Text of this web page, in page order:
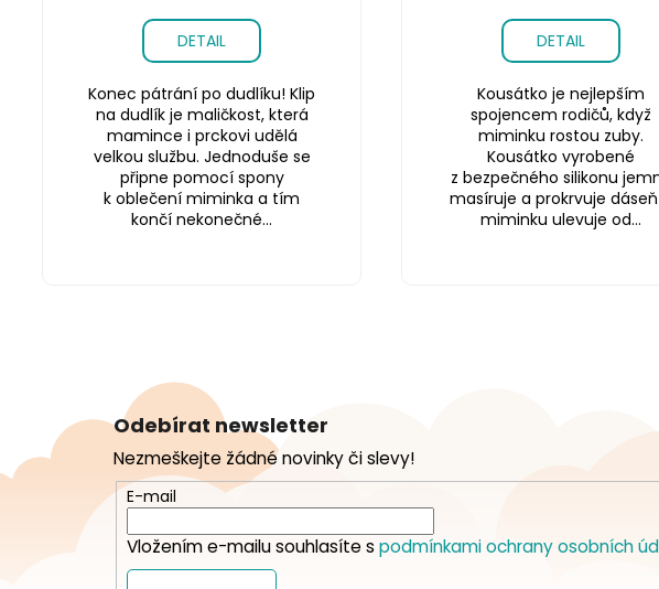
DETAIL
Konec pátrání po dudlíku! Klip
na dudlík je maličkost, která
mamince i prckovi udělá
velkou službu. Jednoduše se
připne pomocí spony
k oblečení miminka a tím
končí nekonečné...
DETAIL
Kousátko je nejlepším
spojencem rodičů, když
miminku rostou zuby.
Kousátko vyrobené
z bezpečného silikonu
masíruje a prokrvuje
miminku ulevuje od...
a
Odebírat newsletter
Nezmeškejte žádné novinky či slevy!
E-mail
Vložením e-mailu souhlasíte s podmínkami ochrany osobních